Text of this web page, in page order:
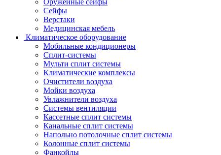
Оружейные сейфы
Сейфы
Верстаки
Медицинская мебель
Климатическое оборудование
Мобильные кондиционеры
Сплит-системы
Мульти сплит системы
Климатические комплексы
Очистители воздуха
Мойки воздуха
Увлажнители воздуха
Системы вентиляции
Кассетные сплит системы
Канальные сплит системы
Напольно потолочные сплит системы
Колонные сплит системы
Фанкойлы